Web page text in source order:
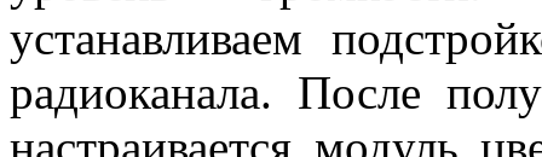
устанавливаем
радиоканала. После